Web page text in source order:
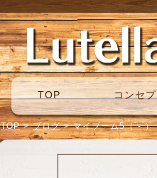
TOP コンセプ
TOP > ブログ > マイブーム5（´-`）